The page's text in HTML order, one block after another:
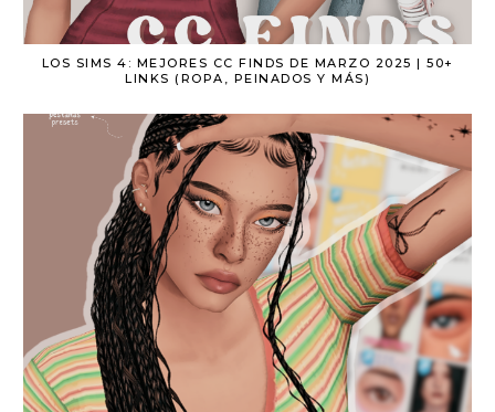
LOS SIMS 4: MEJORES CC FINDS DE MARZO 2025 | 50+
LINKS (ROPA, PEINADOS Y MÁS)